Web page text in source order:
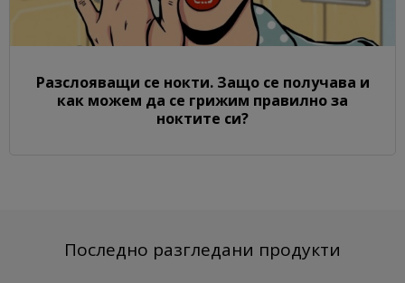
Разслояващи се нокти. Защо се получава и
как можем да се грижим правилно за
ноктите си?
Последно разгледани продукти